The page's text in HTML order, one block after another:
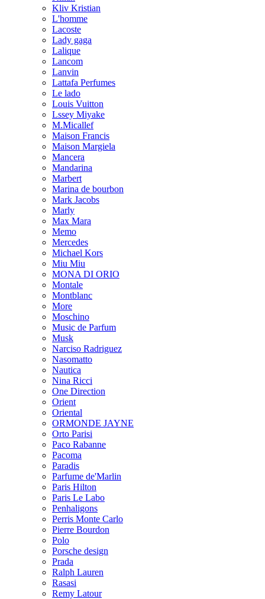
Kliv Kristian
L'homme
Lacoste
Lady gaga
Lalique
Lancom
Lanvin
Lattafa Perfumes
Le lado
Louis Vuitton
Lssey Miyake
M.Micallef
Maison Francis
Maison Margiela
Mancera
Mandarina
Marbert
Marina de bourbon
Mark Jacobs
Marly
Max Mara
Memo
Mercedes
Michael Kors
Miu Miu
MONA DI ORIO
Montale
Montblanc
More
Moschino
Music de Parfum
Musk
Narciso Radriguez
Nasomatto
Nautica
Nina Ricci
One Direction
Orient
Oriental
ORMONDE JAYNE
Orto Parisi
Paco Rabanne
Pacoma
Paradis
Parfume de'Marlin
Paris Hilton
Paris Le Labo
Penhaligons
Perris Monte Carlo
Pierre Bourdon
Polo
Porsche design
Prada
Ralph Lauren
Rasasi
Remy Latour